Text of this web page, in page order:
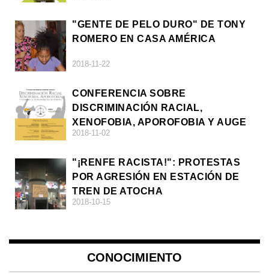
"GENTE DE PELO DURO" DE TONY
ROMERO EN CASA AMÉRICA
2018-11-22
CONFERENCIA SOBRE
DISCRIMINACIÓN RACIAL,
XENOFOBIA, APOROFOBIA Y AUGE
DE LA ULTRADERECHA EN EUROPA
2018-11-02
"¡RENFE RACISTA!": PROTESTAS
POR AGRESIÓN EN ESTACIÓN DE
TREN DE ATOCHA
2018-10-15
CONOCIMIENTO